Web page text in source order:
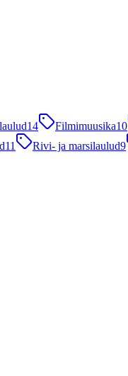
14 Filmimuusika10
11 Rivi- ja marsilaulud9